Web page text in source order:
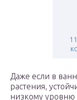
Даже если в
растения,
низкому